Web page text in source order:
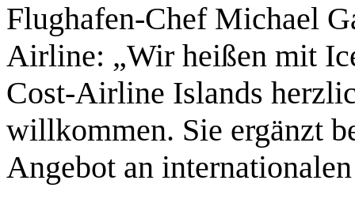
Flughafen-Chef Michael
Airline: „Wir heißen mit
Cost-Airline Islands
willkommen. Sie ergänzt
Angebot an